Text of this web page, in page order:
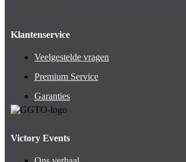
Klantenservice
Veelgestelde vragen
Premium Service
Garanties
Victory Events